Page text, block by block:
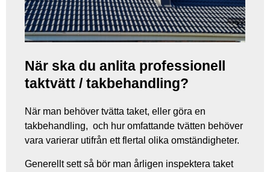
När ska du anlita professionell
taktvätt / takbehandling?
När man behöver tvätta taket, eller göra en
takbehandling, och hur omfattande tvätten behöver
vara varierar utifrån ett flertal olika omständigheter.
Generellt sett så bör man årligen inspektera taket